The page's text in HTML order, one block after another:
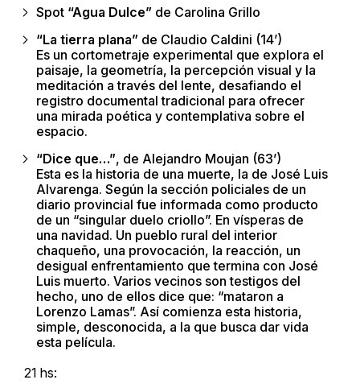
Spot “Agua Dulce” de Carolina Grillo
“La tierra plana” de Claudio Caldini (14’)
Es un cortometraje experimental que explora el
paisaje, la geometría, la percepción visual y la
meditación a través del lente, desafiando el
registro documental tradicional para ofrecer
una mirada poética y contemplativa sobre el
espacio.
“Dice que…”, de Alejandro Moujan (63’)
Esta es la historia de una muerte, la de José Luis
Alvarenga. Según la sección policiales de un
diario provincial fue informada como producto
de un “singular duelo criollo”. En vísperas de
una navidad. Un pueblo rural del interior
chaqueño, una provocación, la reacción, un
desigual enfrentamiento que termina con José
Luis muerto. Varios vecinos son testigos del
hecho, uno de ellos dice que: “mataron a
Lorenzo Lamas”. Así comienza esta historia,
simple, desconocida, a la que busca dar vida
esta película.
21 hs: